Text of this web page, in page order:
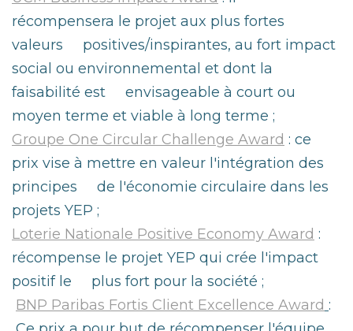
récompensera le projet aux plus fortes
valeurs positives/inspirantes, au fort impact
social ou environnemental et dont la
faisabilité est envisageable à court ou
moyen terme et viable à long terme ;
Groupe One Circular Challenge Award : ce
prix vise à mettre en valeur l'intégration des
principes de l'économie circulaire dans les
projets YEP ;
Loterie Nationale Positive Economy Award :
récompense le projet YEP qui crée l'impact
positif le plus fort pour la société ;
BNP Paribas Fortis C lient Excellence Award :